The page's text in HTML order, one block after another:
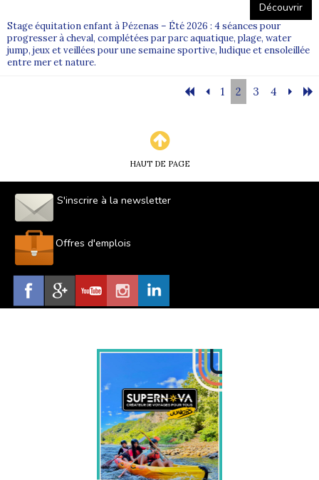
Découvrir
Stage équitation enfant à Pézenas – Été 2026 : 4 séances pour
progresser à cheval, complétées par parc aquatique, plage, water
jump, jeux et veillées pour une semaine sportive, ludique et ensoleillée
entre mer et nature.
1 2 3 4
HAUT DE PAGE
S'inscrire à la newsletter
Offres d'emplois